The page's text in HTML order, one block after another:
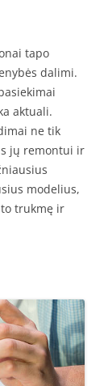
tapo
dalimi.
aktuali.
ne tik
jų remontui ir
modelius,
trukmę ir